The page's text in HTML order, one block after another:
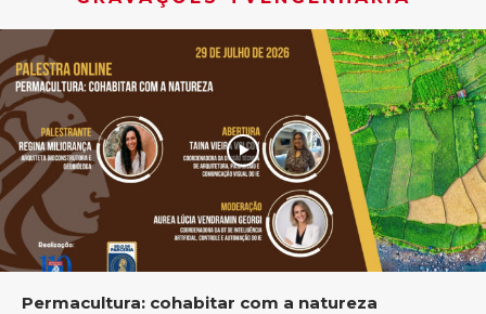
Permacultura: cohabitar com a natureza